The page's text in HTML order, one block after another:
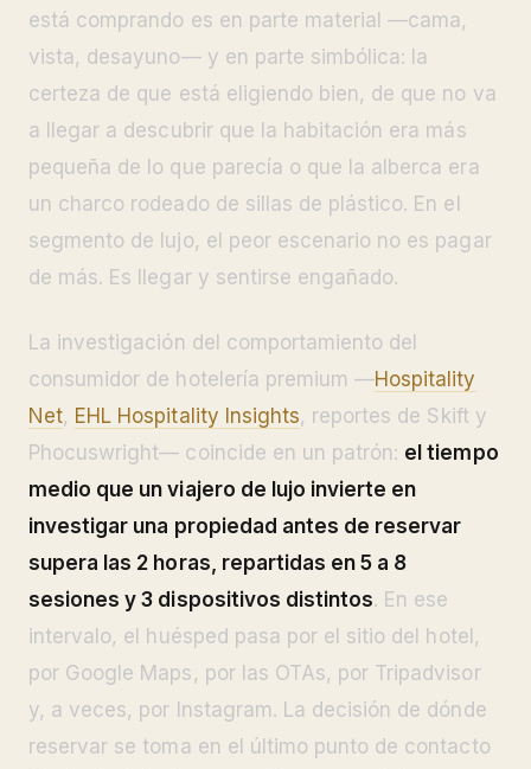
está comprando es en parte material —cama,
vista, desayuno— y en parte simbólica: la
certeza de que está eligiendo bien, de que no va
a llegar a descubrir que la habitación era más
pequeña de lo que parecía o que la alberca era
un charco rodeado de sillas de plástico. En el
segmento de lujo, el peor escenario no es pagar
de más. Es llegar y sentirse engañado.
La investigación del comportamiento del
consumidor de hotelería premium —Hospitality
Net, EHL Hospitality Insights, reportes de Skift y
Phocuswright— coincide en un patrón: el tiempo
medio que un viajero de lujo invierte en
investigar una propiedad antes de reservar
supera las 2 horas, repartidas en 5 a 8
sesiones y 3 dispositivos distintos. En ese
intervalo, el huésped pasa por el sitio del hotel,
por Google Maps, por las OTAs, por Tripadvisor
y, a veces, por Instagram. La decisión de dónde
reservar se toma en el último punto de contacto